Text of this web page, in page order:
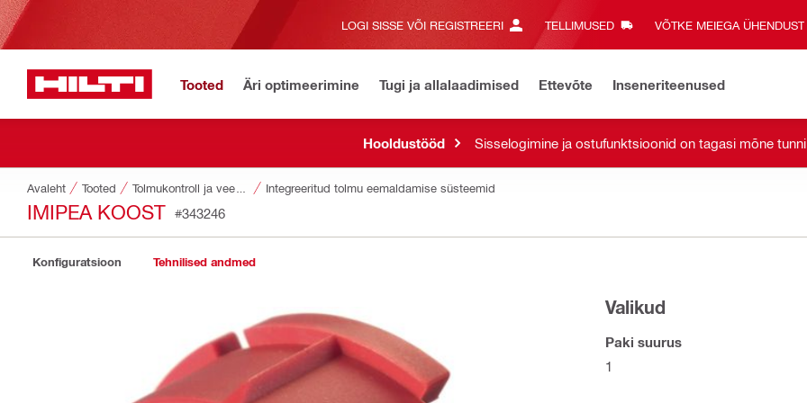
LOGI SISSE VÕI REGISTREERI TELLIMUSED VÕTKE MEIEGA ÜHENDUST‎
Tooted Äri optimeerimine Tugi ja allalaadimised Ettevõte Inseneriteenused
Hooldustööd Sisselogimine ja ostufunktsioonid on tagasi mõne
Avaleht Tooted Integreeritud tolmu eemaldamise süsteemid
IMIPEA KOOST #343246
Konfiguratsioon Tehnilised andmed
Valikud
Paki suurus
1